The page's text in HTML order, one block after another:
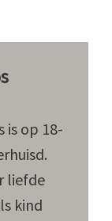
is op 18-
liefde
kind